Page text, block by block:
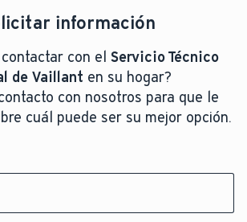
información
con el Servicio Técnico
de Vaillant en su hogar?
con nosotros para que le
cuál puede ser su mejor opción.